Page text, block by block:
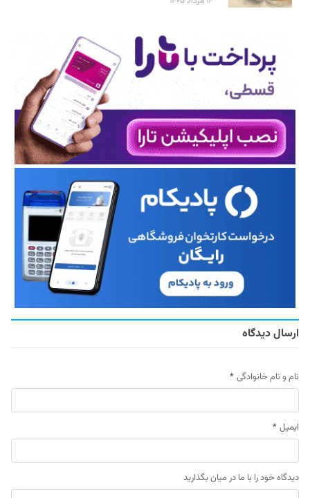
ارسال دیدگاه
نام و نام خانوادگی *
ایمیل *
دیدگاه خود را با ما در میان بگذارید